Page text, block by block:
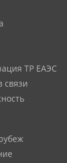
ТР ЕАЭС
связи